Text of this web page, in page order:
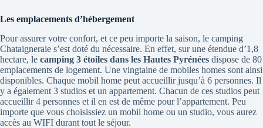
Les emplacements d’hébergement
Pour assurer votre confort, et ce peu importe la saison, le camping
Chataigneraie s’est doté du nécessaire. En effet, sur une étendue d’1,8
hectare, le camping 3 étoiles dans les Hautes Pyrénées dispose de 80
emplacements de logement. Une vingtaine de mobiles homes sont ainsi
disponibles. Chaque mobil home peut accueillir jusqu’à 6 personnes. Il
y a également 3 studios et un appartement. Chacun de ces studios peut
accueillir 4 personnes et il en est de même pour l’appartement. Peu
importe que vous choisissiez un mobil home ou un studio, vous aurez
accès au WIFI durant tout le séjour.